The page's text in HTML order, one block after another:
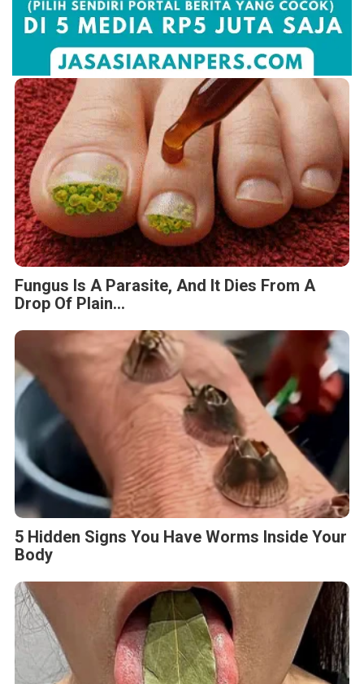
Fungus Is A Parasite, And It Dies From A
Drop Of Plain...
5 Hidden Signs You Have Worms Inside Your
Body